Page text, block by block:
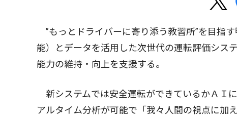
”もっとドライバーに寄り添う教習所”を目指
能）とデータを活用した次世代の運転評価シス
能力の維持・向上を支援する。
新システムでは安全運転ができているかＡＩ
アルタイム分析が可能で「我々人間の視点に加